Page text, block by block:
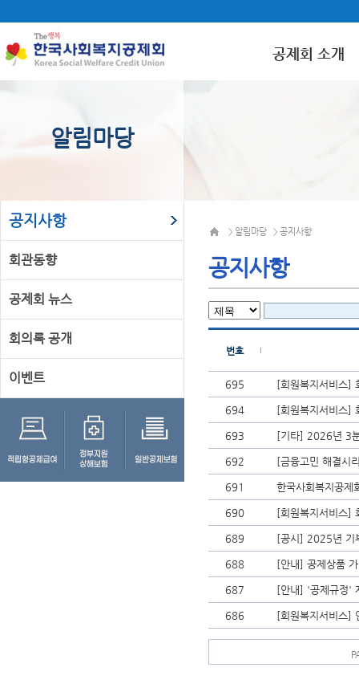
공제회 소개
알림마당
공지사항
회관동향
공제회 뉴스
회의록 공개
이벤트
> 알림마당 > 공지사항
공지사항
번호
695 [회원복지서비스]
694 [회원복지서비스]
693 [기타] 2026년 3
692 [금융고민 해결시
691 한국사회복지공제
690 [회원복지서비스]
689 [공시] 2025년 기
688 [안내] 공제상품
687 [안내] '공제규정'
686 [회원복지서비스]